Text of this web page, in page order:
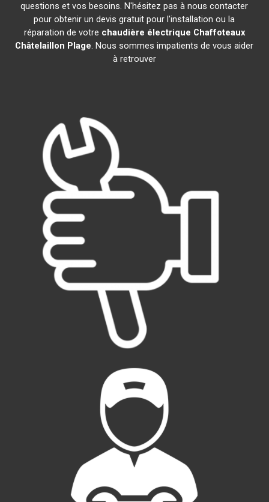
questions et vos besoins. N'hésitez pas à nous contacter
pour obtenir un devis gratuit pour l'installation ou la
réparation de votre chaudière électrique Chaffoteaux
Châtelaillon Plage. Nous sommes impatients de vous aider
à retrouver